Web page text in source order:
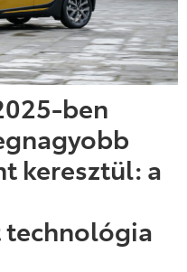
ben
keresztül: a